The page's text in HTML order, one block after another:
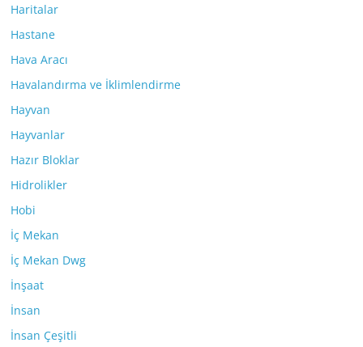
Haritalar
Hastane
Hava Aracı
Havalandırma ve İklimlendirme
Hayvan
Hayvanlar
Hazır Bloklar
Hidrolikler
Hobi
İç Mekan
İç Mekan Dwg
İnşaat
İnsan
İnsan Çeşitli